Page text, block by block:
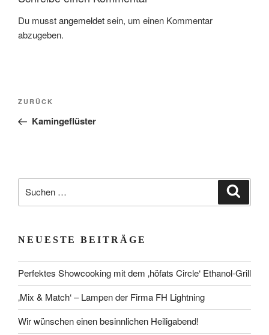
Du musstangemeldetsein, um einen Kommentar
abzugeben.
Beitragsnavigation
Vorheriger
Beitrag
ZURÜCK
Kamingeflüster
nach:
NEUESTE BEITRÄGE
Perfektes Showcooking mit dem ‚höfats Circle‘ Ethanol-Grill
‚Mix & Match‘ – Lampen der Firma FH Lightning
Wir wünschen einen besinnlichen Heiligabend!